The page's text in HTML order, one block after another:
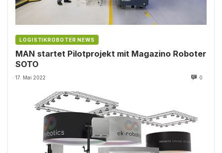
LOGISTIKROBOTER NEWS
MAN startet Pilotprojekt mit Magazino Roboter
SOTO
17. Mai 2022 0